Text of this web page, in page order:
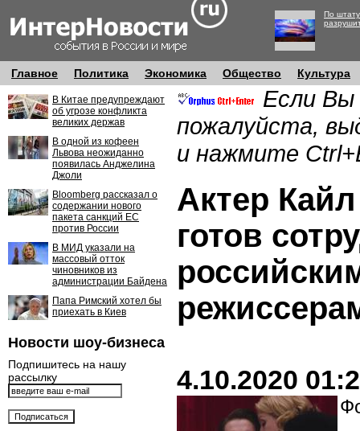
По
Главное Политика Экономика Общество Культура
В Китае предупреждают
об угрозе конфликта
великих держав
В одной из кофеен
Львова неожиданно
появилась Анджелина
Джоли
Bloomberg рассказал о
содержании нового
пакета санкций ЕС
против России
В МИД указали на
массовый отток
чиновников из
администрации Байдена
Папа Римский хотел бы
приехать в Киев
Новости шоу-бизнеса
Подпишитесь на нашу
рассылку
Если Вы
пожалуйста,
и нажмите
Актер
готов
4.10.2020